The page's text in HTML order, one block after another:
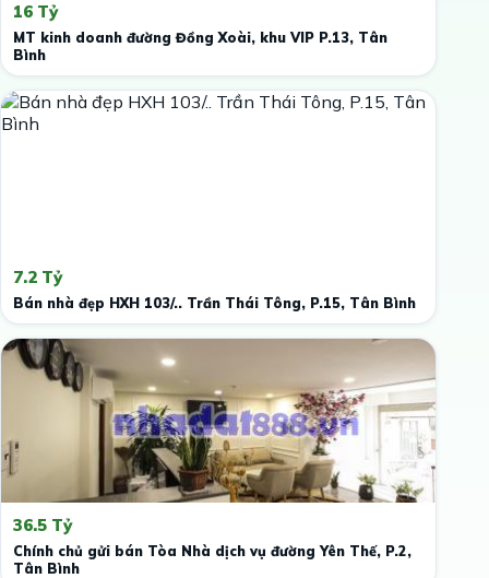
16 Tỷ
MT kinh doanh đường Đồng Xoài, khu VIP P.13, Tân
Bình
7.2 Tỷ
Bán nhà đẹp HXH 103/.. Trần Thái Tông, P.15, Tân Bình
36.5 Tỷ
Chính chủ gửi bán Tòa Nhà dịch vụ đường Yên Thế, P.2,
Tân Bình